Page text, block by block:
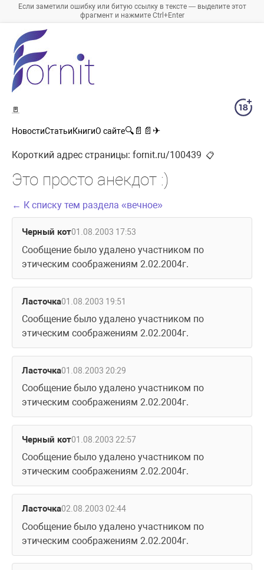
Если заметили ошибку или битую ссылку в тексте — выделите этот
фрагмент и нажмите Ctrl+Enter
🚪
НовостиСтатьиКнигиО сайте🔍 📄 📄 ✈
Короткий адрес страницы: fornit.ru/100439 📋
Это просто анекдот :)
← К списку тем раздела «вечное»
Черный кот01.08.2003 17:53
Сообщение было удалено участником по
этическим соображениям 2.02.2004г.
Ласточка01.08.2003 19:51
Сообщение было удалено участником по
этическим соображениям 2.02.2004г.
Ласточка01.08.2003 20:29
Сообщение было удалено участником по
этическим соображениям 2.02.2004г.
Черный кот01.08.2003 22:57
Сообщение было удалено участником по
этическим соображениям 2.02.2004г.
Ласточка02.08.2003 02:44
Сообщение было удалено участником по
этическим соображениям 2.02.2004г.